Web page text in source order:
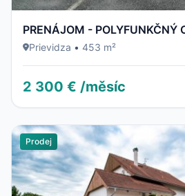
Prievidza • 453 m²
2 300 € /měsíc
Prodej